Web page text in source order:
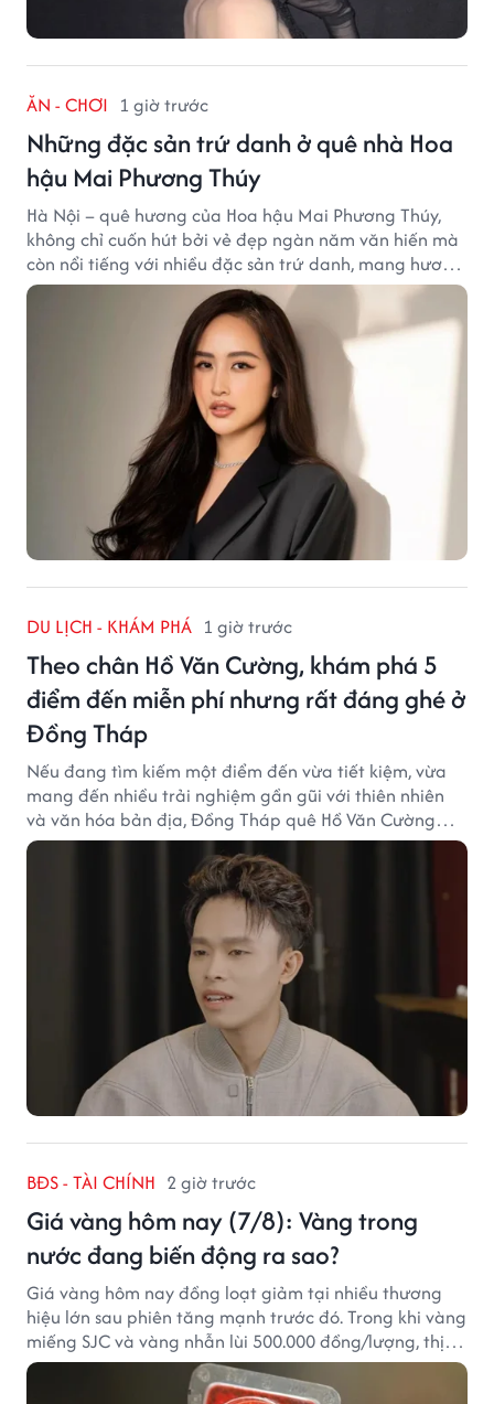
ĂN - CHƠI 1 giờ trước
Những đặc sản trứ danh ở quê nhà Hoa
hậu Mai Phương Thúy
Hà Nội – quê hương của Hoa hậu Mai Phương Thúy,
không chỉ cuốn hút bởi vẻ đẹp ngàn năm văn hiến mà
còn nổi tiếng với nhiều đặc sản trứ danh, mang hương
vị tinh tế và đậm đà bản sắc đất kinh kỳ.
DU LỊCH - KHÁM PHÁ 1 giờ trước
Theo chân Hồ Văn Cường, khám phá 5
điểm đến miễn phí nhưng rất đáng ghé ở
Đồng Tháp
Nếu đang tìm kiếm một điểm đến vừa tiết kiệm, vừa
mang đến nhiều trải nghiệm gần gũi với thiên nhiên
và văn hóa bản địa, Đồng Tháp quê Hồ Văn Cường
chắc chắn là lựa chọn đáng cân nhắc.
BĐS - TÀI CHÍNH 2 giờ trước
Giá vàng hôm nay (7/8): Vàng trong
nước đang biến động ra sao?
Giá vàng hôm nay đồng loạt giảm tại nhiều thương
hiệu lớn sau phiên tăng mạnh trước đó. Trong khi vàng
miếng SJC và vàng nhẫn lùi 500.000 đồng/lượng, thị
trường vẫn duy trì mặt bằng giá cao, với sự chênh
lệch đáng kể giữa các doanh nghiệp.